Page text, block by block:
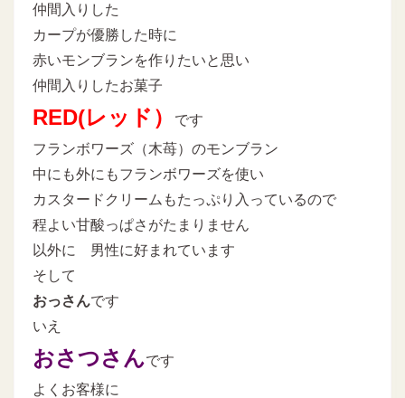
仲間入りした
カープが優勝した時に
赤いモンブランを作りたいと思い
仲間入りしたお菓子
RED(レッド）
です
フランボワーズ（木苺）のモンブラン
中にも外にもフランボワーズを使い
カスタードクリームもたっぷり入っているので
程よい甘酸っぱさがたまりません
以外に 男性に好まれています
そして
おっさんです
いえ
おさつさんです
よくお客様に